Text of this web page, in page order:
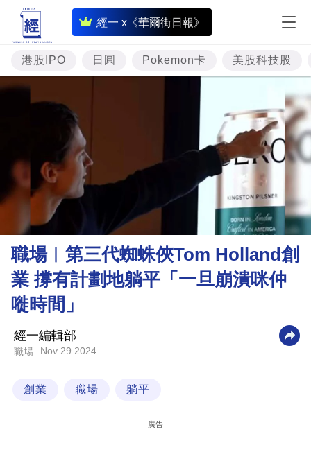
經一 x《華爾街日報》
即
時
財
經
資
理
財
商
技
場
港股IPO 日圓 Pokemon卡 美股科技股
職場︳第三代蜘蛛俠Tom Holland創
業 撐有計劃地躺平「一旦崩潰咪仲
嘥時間」
經一編輯部
職場 Nov 29 2024
創業 職場 躺平
廣告